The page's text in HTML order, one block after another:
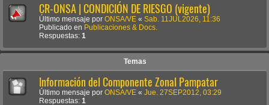
CR-ONSA | CONDICIÓN DE RIESGO (vigente)
Último mensaje por ONSA/VE « Sab. 11JUL2026, 11:36
Publicado en Publicaciones & Docs.
Respuestas: 1
Temas
Información del Componente Zonal Pampatar
Último mensaje por ONSA/VE « Jue. 27SEP2012, 03:29
Respuestas: 1